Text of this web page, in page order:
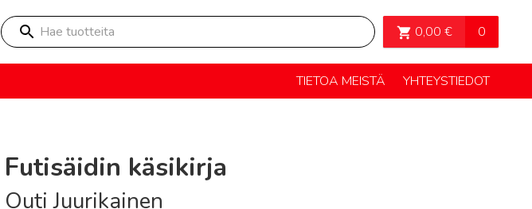
Hae tuotteita 0,00 € 0
OSTOSKORI>
TIETOA MEISTÄ YHTEYSTIEDOT
Futisäidin käsikirja
Outi Juurikainen